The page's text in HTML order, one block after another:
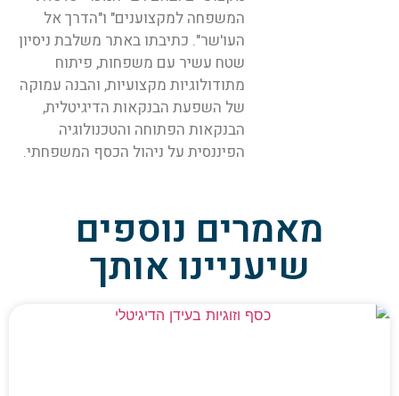
המשפחה למקצוענים" ו"הדרך אל
העו'שר". כתיבתו באתר משלבת ניסיון
שטח עשיר עם משפחות, פיתוח
מתודולוגיות מקצועיות, והבנה עמוקה
של השפעת הבנקאות הדיגיטלית,
הבנקאות הפתוחה והטכנולוגיה
הפיננסית על ניהול הכסף המשפחתי.
מאמרים נוספים
שיעניינו אותך